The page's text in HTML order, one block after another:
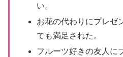
い。
お花の代わりにプレゼ
ても満足された。
フルーツ好きの友人に